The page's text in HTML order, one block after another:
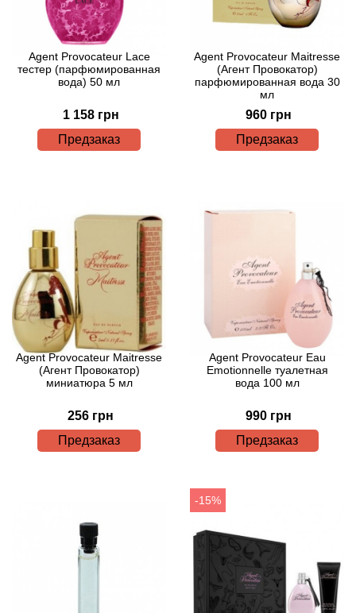
Agent Provocateur Lace
тестер (парфюмированная
вода) 50 мл
1 158 грн
Предзаказ
Agent Provocateur Maitresse
(Агент Провокатор)
парфюмированная вода 30
мл
960 грн
Предзаказ
Agent Provocateur Maitresse
(Агент Провокатор)
миниатюра 5 мл
256 грн
Предзаказ
Agent Provocateur Eau
Emotionnelle туалетная
вода 100 мл
990 грн
Предзаказ
-15%
Arabiyat
Aramis
Arrogance
Arte Profumi
ArteOlfatto
Asabi
Asgharali
Atelier Cologne